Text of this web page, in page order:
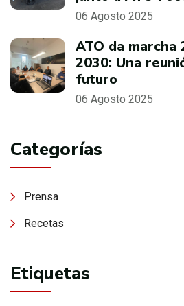
06 Agosto 2025
ATO da
2030: Una
futuro
06 Agosto 2025
Categorías
Prensa
Recetas
Etiquetas